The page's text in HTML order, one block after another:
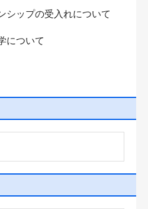
シップの受入れについて
について